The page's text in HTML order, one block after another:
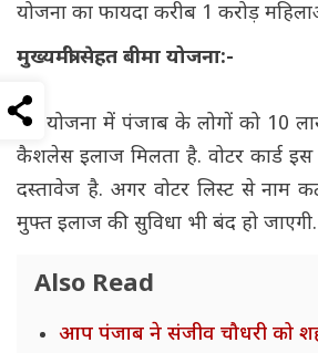
योजना का फायदा करीब 1 करोड़
मुख्यमंत्री सेहत बीमा योजना:-
इस योजना में पंजाब के लोगों को 10
कैशलेस इलाज मिलता है. वोटर कार्ड
दस्तावेज है. अगर वोटर लिस्ट से नाम
मुफ्त इलाज की सुविधा भी बंद हो जाएगी.
Also Read
आप पंजाब ने संजीव चौधरी को